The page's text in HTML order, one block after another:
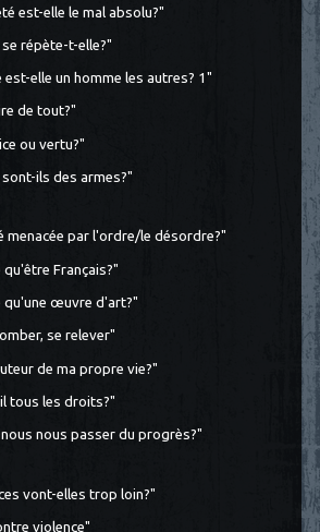
est-elle le mal absolu?"
répète-t-elle?"
est-elle un homme les autres? 1"
de tout?"
ou vertu?"
ils des armes?"
menacée par l'ordre/le désordre?"
Français?"
qu'une œuvre d'art?"
se relever"
de ma propre vie?"
tous les droits?"
nous passer du progrès?"
vont-elles trop loin?"
violence"